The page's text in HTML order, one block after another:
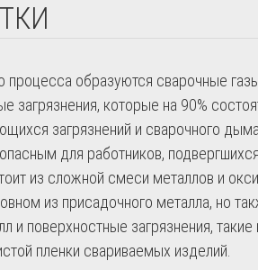
процесса образуются сварочные
загрязнения, которые на 90%
загрязнений и сварочного
для работников,
из сложной смеси металлов и
из присадочного металла, но
и поверхностные загрязнения, такие
пленки свариваемых изделий.